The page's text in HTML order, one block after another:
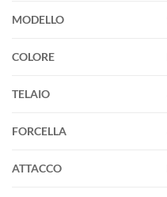
MODELLO
COLORE
TELAIO
FORCELLA
ATTACCO